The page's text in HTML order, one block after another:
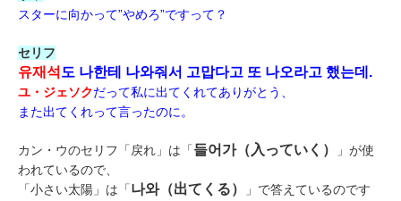
スターに向かって”やめろ”ですって？
セリフ
유재석 도 나한테 나와줘서 고맙다고 또 나오라고 했는데.
ユ・ジェソクだって私に出てくれてありがとう、
また出てくれって言ったのに。
カン・ウのセリフ「戻れ」は「들어가（入っていく）
」が使
われているので、
「小さい太陽」は「나와（出てくる）
」で答えているのです